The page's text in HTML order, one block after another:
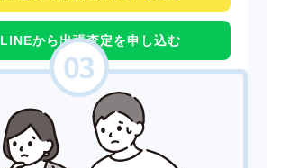
LINEから出張査定を申し込む